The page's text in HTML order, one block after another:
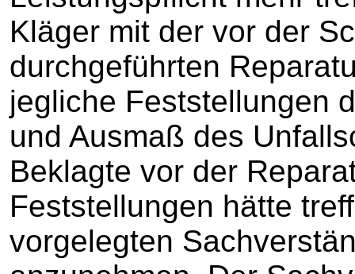
Kläger mit der vor der
durchgeführten
jegliche Feststellungen
und Ausmaß des
Beklagte vor der
Feststellungen hätte
vorgelegten